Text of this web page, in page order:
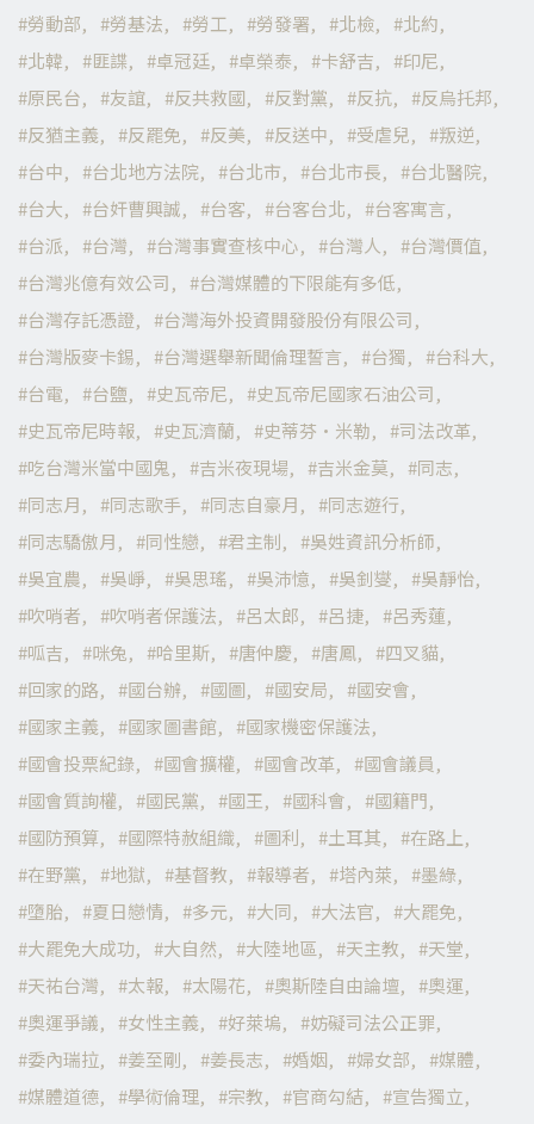
勞動部
勞基法 勞工 勞發署 北檢
北約
北韓
匪諜 卓冠廷 卓榮泰 卡舒吉
印尼
原民台
友誼 反共救國 反對黨 反抗
反烏托邦
反猶主義
反罷免 反美 反送中 受虐兒
叛逆
台中
台北地方法院 台北市 台北市長
台北醫院
台大
台奸曹興誠 台客 台客台北
台客寓言
台派
台灣 台灣事實查核中心 台灣人
台灣價值
台灣兆億有效公司
台灣媒體的下限能有多低
台灣存託憑證
台灣海外投資開發股份有限公司
台灣版麥卡錫
台灣選舉新聞倫理誓言 台獨
台科大
台電
台鹽 史瓦帝尼
史瓦帝尼國家石油公司
史瓦帝尼時報
史瓦濟蘭 史蒂芬·米勒
司法改革
吃台灣米當中國鬼
吉米夜現場 吉米金莫
同志
同志月
同志歌手 同志自豪月
同志遊行
同志驕傲月
同性戀 君主制
吳姓資訊分析師
吳宜農
吳崢 吳思瑤 吳沛憶 吳釗燮
吳靜怡
吹哨者
吹哨者保護法 呂太郎 呂捷
呂秀蓮
呱吉
咪兔 哈里斯 唐仲慶 唐鳳
四叉貓
回家的路
國台辦 國圖 國安局
國安會
國家主義
國家圖書館
國家機密保護法
國會投票紀錄
國會擴權 國會改革
國會議員
國會質詢權
國民黨 國王 國科會
國籍門
國防預算
國際特赦組織 圖利 土耳其
在路上
在野黨
地獄 基督教 報導者 塔內萊
墨綠
墮胎
夏日戀情 多元 大同 大法官
大罷免
大罷免大成功
大自然 大陸地區 天主教
天堂
天祐台灣
太報 太陽花 奧斯陸自由論壇
奧運
奧運爭議
女性主義 好萊塢
妨礙司法公正罪
委內瑞拉
姜至剛 姜長志 婚姻 婦女部
媒體
媒體道德
學術倫理 宗教 官商勾結
宣告獨立